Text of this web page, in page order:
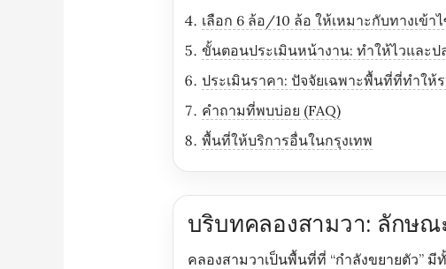
เลือก 6 ล้อ/10 ล้อ ให้เหมาะกับทางเข้า
ขั้นตอนประเมินหน้างาน: ทำให้ไวและป
ประเมินราคา: ปัจจัยเฉพาะพื้นที่ที่ทำให้
คำถามที่พบบ่อย (FAQ)
พื้นที่ให้บริการอื่นในกรุงเทพ
บริบทคลองสามวา: ลักษ
คลองสามวาเป็นพื้นที่ที่ “กำลังขยายตัว”